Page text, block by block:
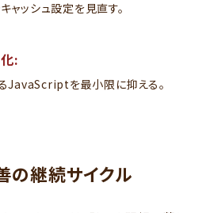
ッシュ設定を見直す。
:
JavaScriptを最小限に抑える。
の継続サイクル